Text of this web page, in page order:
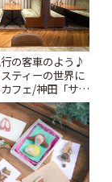
の客車のよう♪
ティーの世界に
フェ/神田「サロ
| ことりっぷ